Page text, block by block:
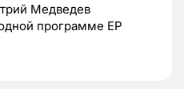
Медведев
программе ЕР